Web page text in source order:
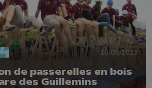
10/05/2022
de passerelles en bois
des Guillemins